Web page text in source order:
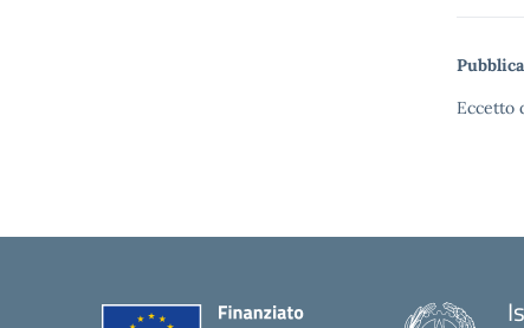
Eccetto